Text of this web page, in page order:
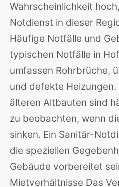
Wahrscheinlichkeit
Notdienst in dieser
Häufige Notfälle und
typischen Notfälle in
umfassen Rohrbrüche,
und defekte
älteren Altbauten sind
zu beobachten, wenn
sinken. Ein Sanitär-
die speziellen
Gebäude vorbereitet
Mietverhältnisse Das